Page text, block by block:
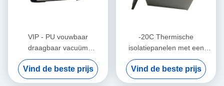
VIP - PU vouwbaar
draagbaar vacuüm
geïsoleerd paneel voor
medisch bloed vaccin voor
voedsel bevroren
Vind de beste prijs
-20C Thermische
isolatiepanelen met een
capaciteit van 42L voor
medisch bloed, vaccin en
voedsel voor voedsel
Vind de beste prijs